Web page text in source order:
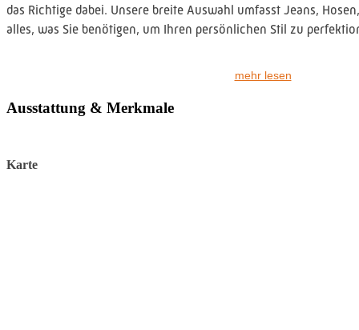
das Richtige dabei. Unsere breite Auswahl umfasst Jeans,
alles, was Sie benötigen, um Ihren persönlichen Stil zu
sorgfältig ausgewählt, um Ihnen einen einzigartigen und
geht es nicht nur um Kleidung, sondern um eine
Kreativität feiert.
einzigartigen Look.
mehr lesen
Ausstattung & Merkmale
Karte